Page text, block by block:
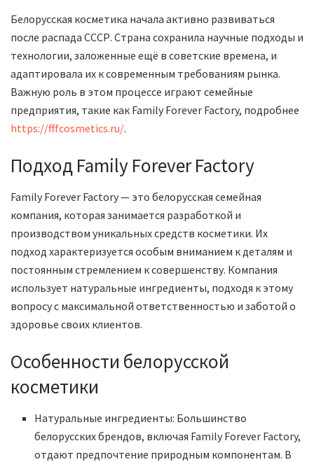
Белорусская косметика начала активно развиваться
после распада СССР. Страна сохранила научные подходы и
технологии, заложенные ещё в советские времена, и
адаптировала их к современным требованиям рынка.
Важную роль в этом процессе играют семейные
предприятия, такие как Family Forever Factory, подробнее
https://fffcosmetics.ru/.
Подход Family Forever Factory
Family Forever Factory — это белорусская семейная
компания, которая занимается разработкой и
производством уникальных средств косметики. Их
подход характеризуется особым вниманием к деталям и
постоянным стремлением к совершенству. Компания
использует натуральные ингредиенты, подходя к этому
вопросу с максимальной ответственностью и заботой о
здоровье своих клиентов.
Особенности белорусской
косметики
Натуральные ингредиенты: Большинство
белорусских брендов, включая Family Forever Factory,
отдают предпочтение природным компонентам. В